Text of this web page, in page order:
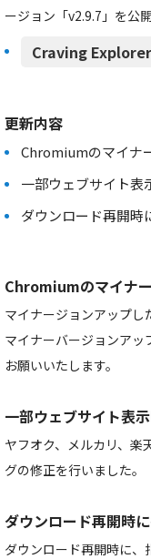
ージョン「v2.9.7」を公
Craving
更新内容
Chromiumのマイナ
一部ウェブサイト表
ダウンロード再開時
Chromiumのマイナ
マイナージョンアップ
マイナーバージョンア
お願いいたします。
一部ウェブサイト表
ヤフオク、メルカリ、
グの修正を行いました。
ダウンロード再開時
ダウンロード再開時に